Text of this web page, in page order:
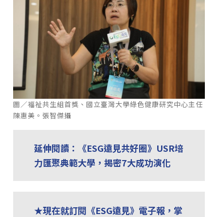
圖／福祉共生組首獎、國立臺灣大學綠色健康研究中心主任
陳惠美。張智傑攝
延伸閱讀：《ESG遠見共好圈》USR培
力匯聚典範大學，揭密7大成功演化
★現在就訂閱《ESG遠見》電子報，掌